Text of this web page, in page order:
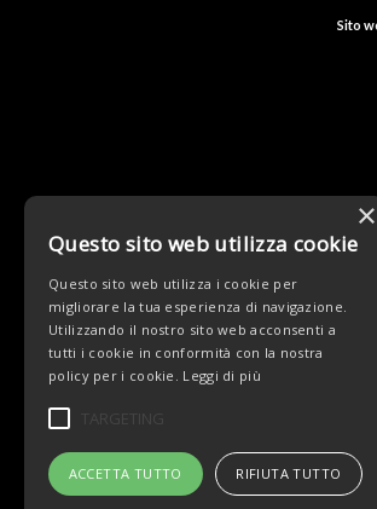
Sito
Questo sito utilizza Akismet per ridurre
come vengono elaborati i dati derivati
×
Questo sito web utilizza cookie
Questo sito web utilizza i cookie per
migliorare la tua esperienza di navigazione.
Utilizzando il nostro sito web acconsenti a
tutti i cookie in conformità con la nostra
policy per i cookie. Leggi di più
TARGETING
ACCETTA TUTTO RIFIUTA TUTTO